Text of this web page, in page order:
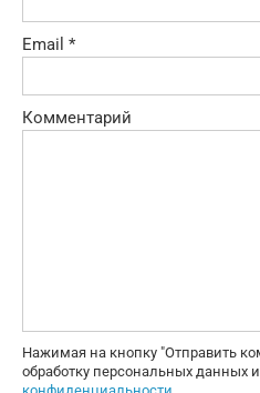
Email *
Комментарий
Нажимая на кнопку "Отправить
обработку персональных данных